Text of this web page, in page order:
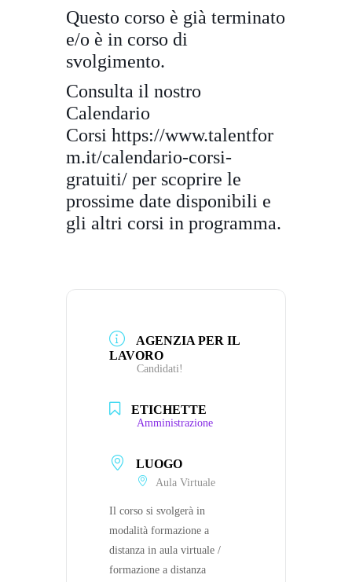
Questo corso è già terminato
e/o è in corso di
svolgimento.
Consulta il nostro
Calendario
Corsi https://www.talentfor
m.it/calendario-corsi-
gratuiti/ per scoprire le
prossime date disponibili e
gli altri corsi in programma.
AGENZIA PER IL
LAVORO
Candidati!
ETICHETTE
Amministrazione
LUOGO
Aula Virtuale
Il corso si svolgerà in
modalità formazione a
distanza in aula virtuale /
formazione a distanza